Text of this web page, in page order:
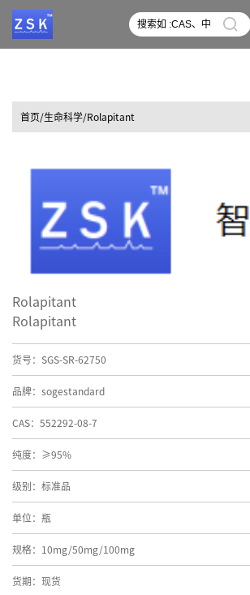
首页/生命科学/Rolapitant
Rolapitant
Rolapitant
货号：SGS-SR-62750
品牌：sogestandard
CAS：552292-08-7
纯度：≥95%
级别：标准品
单位：瓶
规格：10mg/50mg/100mg
货期：现货